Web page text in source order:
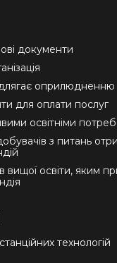
документи
оприлюдненню
для оплати послуг
освітніми
з питань
вищої освіти, яким
технологій